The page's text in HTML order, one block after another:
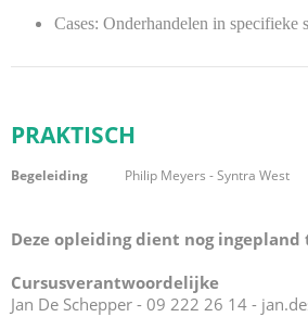
Cases: Onderhandelen in specifieke
PRAKTISCH
Begeleiding Philip Meyers - Syntra West
Deze opleiding dient nog ingepland
Cursusverantwoordelijke
Jan De Schepper - 09 222 26 14 -